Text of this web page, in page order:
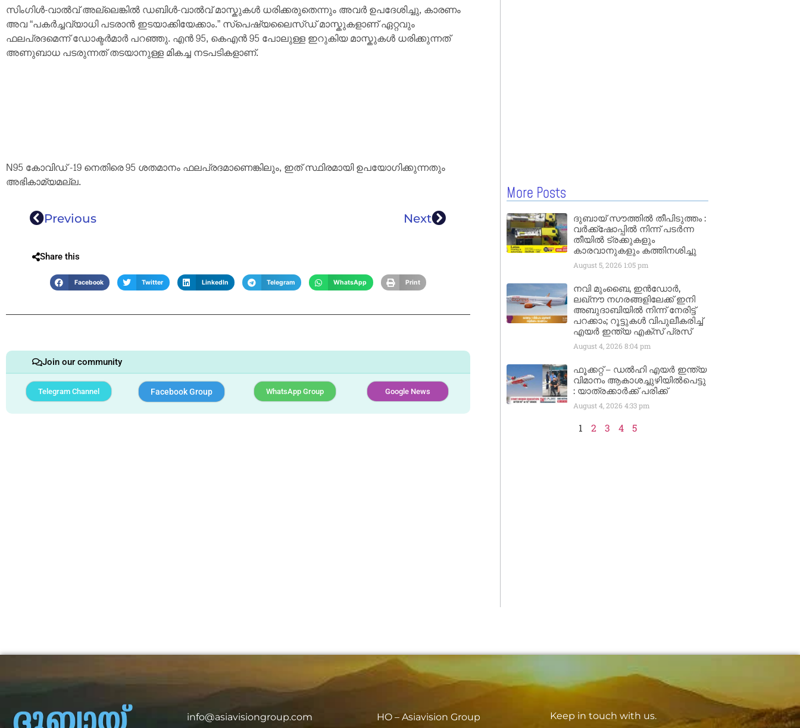
സിംഗിൾ-വാൽവ് അല്ലെങ്കിൽ ഡബിൾ-വാൽവ് മാസ്കുകൾ ധരിക്കരുതെന്നും അവർ ഉപദേശിച്ചു, കാരണം
അവ “പകർച്ചവ്യാധി പടരാൻ ഇടയാക്കിയേക്കാം.” സ്പെഷ്യലൈസ്ഡ് മാസ്കുകളാണ് ഏറ്റവും
ഫലപ്രദമെന്ന് ഡോക്ടർമാർ പറഞ്ഞു. എൻ 95, കെഎൻ 95 പോലുള്ള ഇറുകിയ മാസ്കുകൾ ധരിക്കുന്നത്
അണുബാധ പടരുന്നത് തടയാനുള്ള മികച്ച നടപടികളാണ്.
N95 കോവിഡ് -19 നെതിരെ 95 ശതമാനം ഫലപ്രദമാണെങ്കിലും, ഇത് സ്ഥിരമായി ഉപയോഗിക്കുന്നതും
അഭികാമ്യമല്ല.
Previous Next
Share this
Facebook Twitter LinkedIn Telegram WhatsApp Print
Join our community
Telegram Channel Facebook Group WhatsApp Group Google News
More Posts
ദുബായ് സൗത്തിൽ തീപിടുത്തം :
വർക്ക്‌ഷോപ്പിൽ നിന്ന് പടർന്ന
തീയിൽ ട്രക്കുകളും
കാരവാനുകളും കത്തിനശിച്ചു
August 5, 2026 1:05 pm
നവി മുംബൈ, ഇൻഡോർ,
ലഖ്നൗ നഗരങ്ങളിലേക്ക് ഇനി
അബുദാബിയിൽ നിന്ന് നേരിട്ട്
പറക്കാം; റൂട്ടുകൾ വിപുലീകരിച്ച്
എയർ ഇന്ത്യ എക്സ് പ്രസ്
August 4, 2026 8:04 pm
ഫൂക്കറ്റ് – ഡൽഹി എയര്‍ ഇന്ത്യ
വിമാനം ആകാശച്ചുഴിയില്‍പെട്ടു
: യാത്രക്കാര്‍ക്ക് പരിക്ക്
August 4, 2026 4:33 pm
1 2 3 4 5
info@asiavisiongroup.com HO – Asiavision Group Keep in touch with us.